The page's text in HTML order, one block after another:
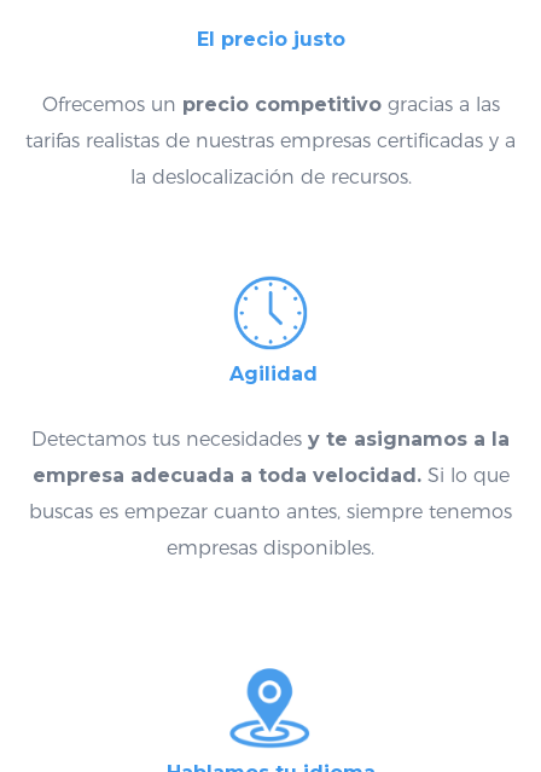
El precio justo
Ofrecemos un precio competitivogracias a las
tarifas realistas de nuestras empresas certificadas y a
la deslocalización de recursos.
Agilidad
Detectamos tus necesidades y te asignamos a la
empresa adecuada a toda velocidad.Si lo que
buscas es empezar cuanto antes, siempre tenemos
empresas disponibles.